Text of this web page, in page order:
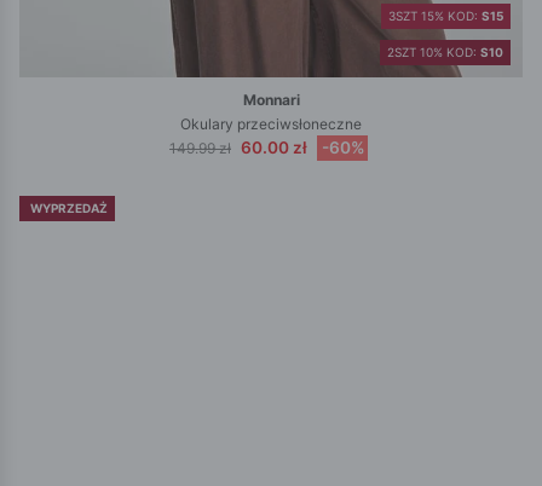
2SZT 10% KOD: S10
3SZT 15% KOD: S15
Monnari
Okulary przeciwsłoneczne
149.99 zł 60.00 zł -60%
WYPRZEDAŻ